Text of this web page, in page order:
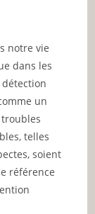
notre vie
dans les
un
telles
soient
référence